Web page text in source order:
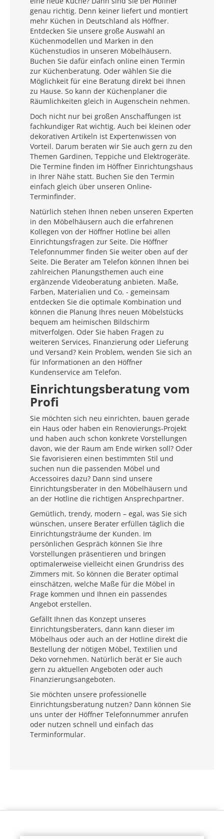
genau richtig. Denn keiner liefert und montiert
mehr Küchen in Deutschland als Höffner.
Entdecken Sie unsere große Auswahl an
Küchenmodellen und Marken in den
Küchenstudios in unseren Möbelhäusern.
Buchen Sie dafür einfach online einen Termin
zur Küchenberatung. Oder wählen Sie die
Möglichkeit für eine Beratung direkt bei Ihnen
zu Hause. So kann der Küchenplaner die
Räumlichkeiten gleich in Augenschein nehmen.
Doch nicht nur bei großen Anschaffungen ist
fachkundiger Rat wichtig. Auch bei kleinen oder
dekorativen Artikeln ist Expertenwissen von
Vorteil. Darum beraten wir Sie auch gern zu den
Themen Gardinen, Teppiche und Elektrogeräte.
Die Termine finden im Höffner Einrichtungshaus
in Ihrer Nähe statt. Buchen Sie den Termin
einfach gleich über unseren Online-
Terminfinder.
Natürlich stehen Ihnen neben unseren Experten
in den Möbelhäusern auch die erfahrenen
Kollegen von der Höffner Hotline bei allen
Einrichtungsfragen zur Seite. Die Höffner
Telefonnummer finden Sie weiter oben auf der
Seite. Die Berater am Telefon können Ihnen bei
zahlreichen Planungsthemen auch eine
ergänzende Videoberatung anbieten. Maße,
Farben, Materialien und Co. - gemeinsam
entdecken Sie die optimale Kombination und
können die Planung Ihres neuen Möbelstücks
bequem am heimischen Bildschirm
mitverfolgen. Oder Sie haben Fragen zu
weiteren Services, Finanzierung oder Lieferung
und Versand? Kein Problem, wenden Sie sich an
für Informationen an den Höffner
Kundenservice am Telefon.
Einrichtungsberatung vom
Profi
Sie möchten sich neu einrichten, bauen gerade
ein Haus oder haben ein Renovierungs-Projekt
und haben auch schon konkrete Vorstellungen
davon, wie der Raum am Ende wirken soll? Oder
Sie favorisieren einen bestimmten Stil und
suchen nun die passenden Möbel und
Accessoires dazu? Dann sind unsere
Einrichtungsberater in den Möbelhäusern und
an der Hotline die richtigen Ansprechpartner.
Gemütlich, trendy, modern – egal, was Sie sich
wünschen, unsere Berater erfüllen täglich die
Einrichtungsträume der Kunden. Im
persönlichen Gespräch können Sie Ihre
Vorstellungen präsentieren und bringen
optimalerweise vielleicht einen Grundriss des
Zimmers mit. So können die Berater optimal
einschätzen, welche Maße für die Möbel in
Frage kommen und Ihnen ein passendes
Angebot erstellen.
Gefällt Ihnen das Konzept unseres
Einrichtungsberaters, dann kann dieser im
Möbelhaus oder auch an der Hotline direkt die
Bestellung der nötigen Möbel, Textilien und
Deko vornehmen. Natürlich berät er Sie auch
gern zu aktuellen Angeboten oder auch
Finanzierungsangeboten.
Sie möchten unsere professionelle
Einrichtungsberatung nutzen? Dann können Sie
uns unter der Höffner Telefonnummer anrufen
oder nutzen schnell und einfach das
Terminformular.